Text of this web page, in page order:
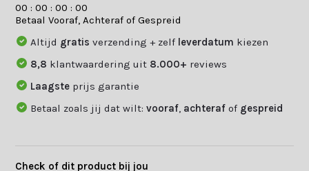
00 :00 :00 :00
Betaal Vooraf, Achteraf of Gespreid
Altijd gratisverzending + zelf leverdatum kiezen
8,8 klantwaardering uit 8.000+ reviews
Laagste prijs garantie
Betaal zoals jij dat wilt:vooraf achteraf of gespreid
Check of dit product bij jou